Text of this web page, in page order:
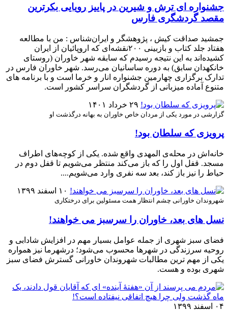
جشنواره ای ترش و شیرین در پاییز رویایی بکرترین
مقصد گردشگری فارس
جمشید صداقت کیش ، پژوهشگر و ایران‌شناس : من با مطالعه
هفتاد جلد کتاب و بازبینی ۲۰۰نقشه‌ای که اروپائیان از ایران
کشیده‌اند به این نتیجه رسیدم که سابقه شهر خاوران (روستای
خانکهدان سابق) به دوره ساسانیان می‌رسد. شهر خاوران فارس در
تدارک برگزاری چهارمین جشنواره انار و خرما است و با برنامه های
متنوع آماده میزبانی از گردشگران سراسر کشور است.
۲۹ خرداد ۱۴۰۱
گزارشی در مورد یکی از مردان خاص خاوران به بهانه درگذشت او
پرویزی که سلطان بود!
خانه‌اش در محله‌ی المهدی واقع شده. یکی از کوچه‌های اطراف
مسجد. قفل اول را که باز می‌کند منتظر می‌شویم تا قفل دوم در
حیاط را نیز باز کند، بعد سه نفری وارد می‌شویم....
۱۰ اسفند ۱۳۹۹
شهروندان خاورانی چشم انتظار همت مسئولین برای درختکاری
نسل های بعد، خاوران را سرسبز می خواهند!
فضای سبز شهری از جمله عوامل بسیار مهم در افزایش شادابی و
روحیه سرزندگی در شهرها محسوب می‌شود؛ درشهرما نیز همواره
یکی از مهم ترین مطالبات شهروندان خاورانی گسترش فضای سبز
شهری بوده و هست.
۰۴ اسفند ۱۳۹۹